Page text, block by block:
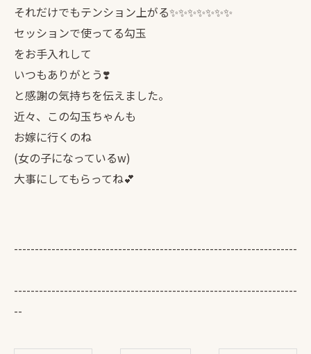
それだけでもテンション上がる✨✨✨✨✨✨✨
セッションで使ってる勾玉
をお手入れして
いつもありがとう❣️
と感謝の気持ちを伝えました。
近々、この勾玉ちゃんも
お嫁に行くのね
(女の子になっているw)
大事にしてもらってね💕
--------------------------------------------------------------------
--------------------------------------------------------------------
--